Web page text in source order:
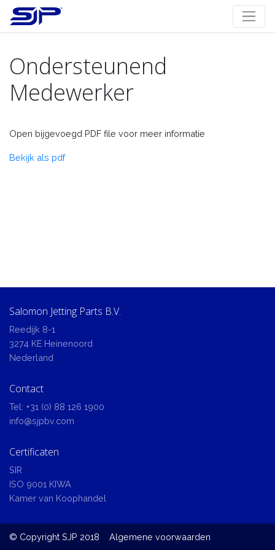
Ondersteunend
Medewerker
Open bijgevoegd PDF file voor meer informatie
Bekijk als pdf
Salomon Jetting Parts B.V.
Reedijk 8-1
3274 KE Heinenoord
Nederland
Contact
Tel: +31 (0) 88 126 1900
info@sjpbv.com
Certificaten
SIR
ISO 9001 KIWA
Kamer van Koophandel
© Copyright SJP 2018 Algemene voorwaarden